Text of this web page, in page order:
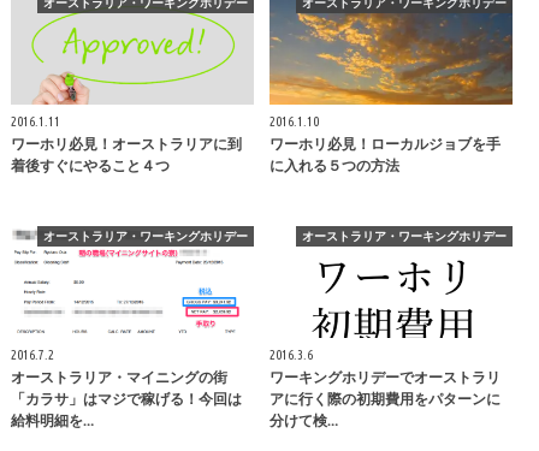
2016.1.11
ワーホリ必見！オーストラリアに到
着後すぐにやること４つ
2016.1.10
ワーホリ必見！ローカルジョブを手
に入れる５つの方法
オーストラリア・ワーキングホリデー
2016.7.2
オーストラリア・マイニングの街
「カラサ」はマジで稼げる！今回は
給料明細を…
オーストラリア・ワーキングホリデー
2016.3.6
ワーキングホリデーでオーストラリ
アに行く際の初期費用をパターンに
分けて検…